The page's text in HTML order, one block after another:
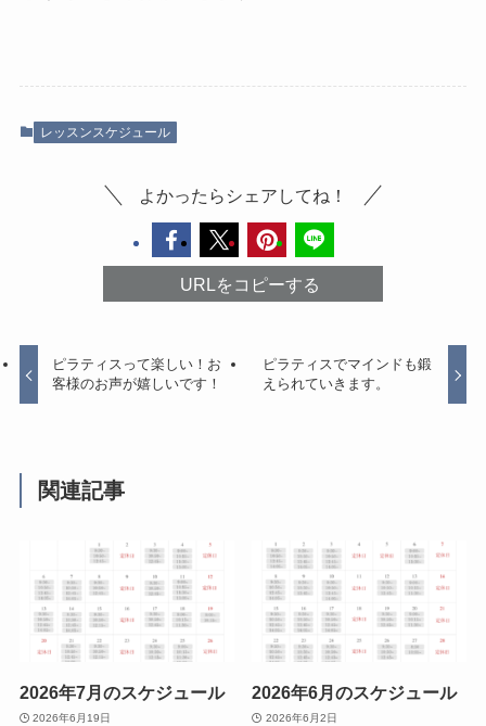
レッスンスケジュール
よかったらシェアしてね！
URLをコピーする
ピラティスって楽しい！お
客様のお声が嬉しいです！
ピラティスでマインドも鍛
えられていきます。
関連記事
2026年7月のスケジュール
2026年6月19日
2026年6月のスケジュール
2026年6月2日